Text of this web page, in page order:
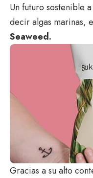
Un futuro sostenible
decir algas marinas,
Seaweed.
Gracias a su alto